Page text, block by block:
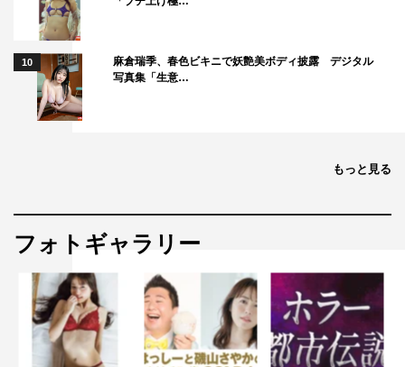
10
麻倉瑞季、春色ビキニで妖艶美ボディ披露 デジタル
写真集「生意…
もっと見る
フォトギャラリー